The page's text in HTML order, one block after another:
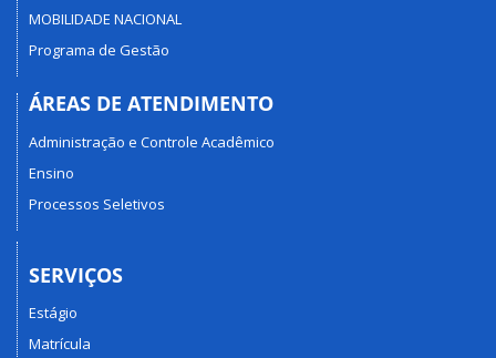
MOBILIDADE NACIONAL
Programa de Gestão
ÁREAS DE ATENDIMENTO
Administração e Controle Acadêmico
Ensino
Processos Seletivos
SERVIÇOS
Estágio
Matrícula